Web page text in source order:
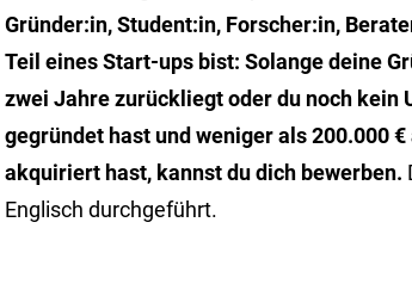
Gründer:in, Student:in, Forscher:in,
Teil eines Start-ups bist: Solange deine
zwei Jahre zurückliegt oder du noch kein
gegründet hast und weniger als 200.000
akquiriert hast, kannst du dich bewerben.
Englisch durchgeführt.